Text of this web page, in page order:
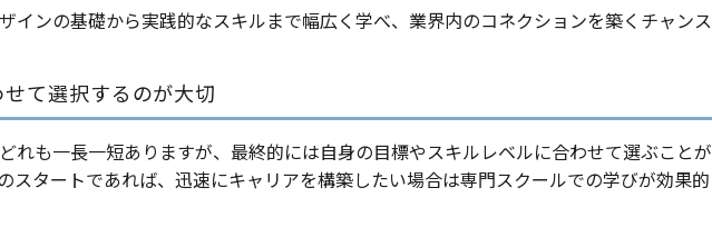
インの基礎から実践的なスキルまで幅広く学べ、業界内のコネクションを築くチャンス
て選択するのが大切
れも一長一短ありますが、最終的には自身の目標やスキルレベルに合わせて選ぶことが
スタートであれば、迅速にキャリアを構築したい場合は専門スクールでの学びが効果的